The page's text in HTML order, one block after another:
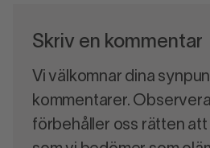
Skriv en kommentar
Vi välkomnar dina
kommentarer.
förbehåller oss rätten